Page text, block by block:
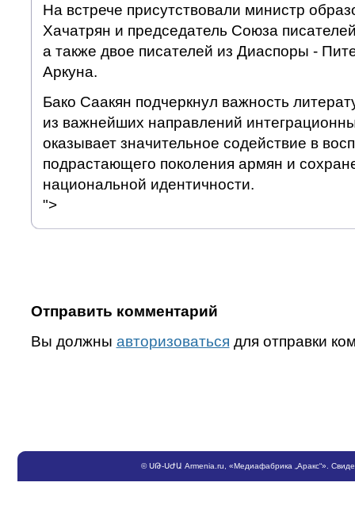
На встрече присутствовали министр
Хачатрян и председатель Союза
а также двое писателей из Диаспоры -
Аркуна.
Бако Саакян подчеркнул важность
из важнейших направлений
оказывает значительное содействие в
подрастающего поколения армян и
национальной идентичности.
">
Отправить комментарий
Вы должны авторизоваться для отправки
©ՍԹ-ՍԺԱ Armenia.ru , «Медиафабрика „Аракс“».